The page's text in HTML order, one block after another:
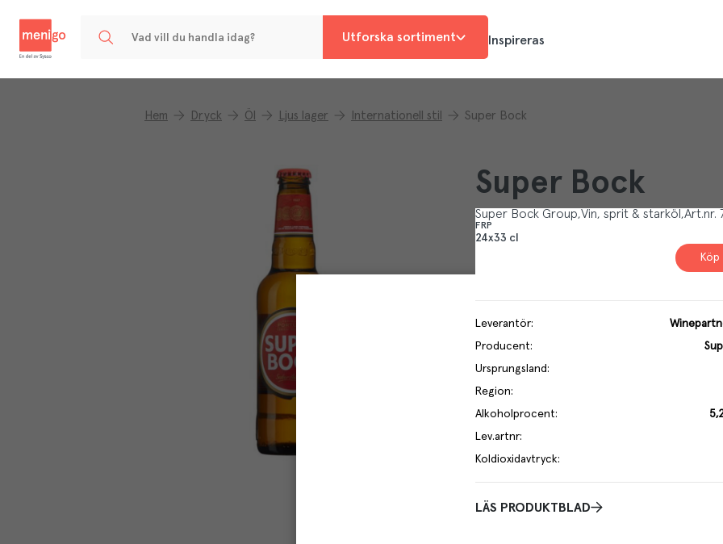
Utforska sortiment Inspireras
Hem Dryck Öl Ljus lager Internationell stil Super Bock
Super Bock
Super Bock Group Vin, sprit & starköl Art.nr.
FRP
24x33 cl
Köp
Leverantör:
Producent:
Ursprungsland :
Region:
Alkoholprocent:
Lev.artnr:
Koldioxidavtryck:
LÄS PRODUKTBLAD